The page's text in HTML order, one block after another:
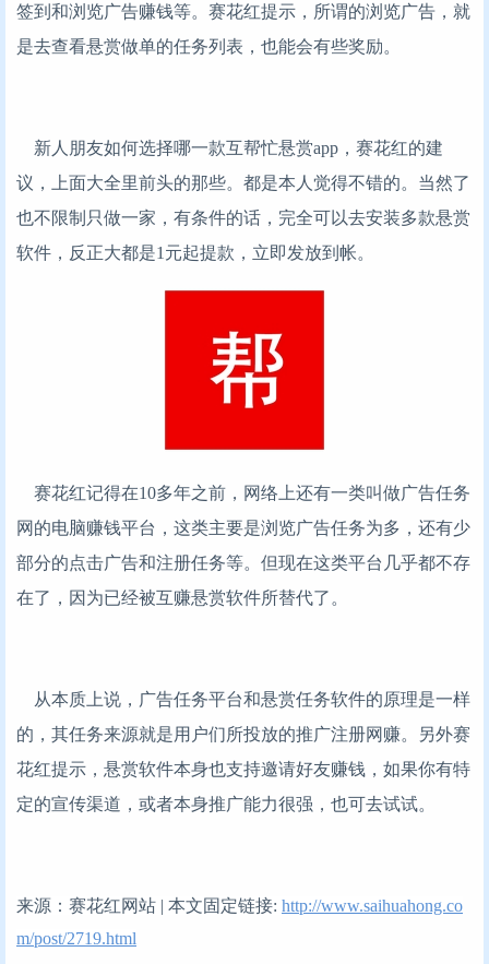
签到和浏览广告赚钱等。赛花红提示，所谓的浏览广告，就
是去查看悬赏做单的任务列表，也能会有些奖励。
新人朋友如何选择哪一款互帮忙悬赏app，赛花红的建
议，上面大全里前头的那些。都是本人觉得不错的。当然了
也不限制只做一家，有条件的话，完全可以去安装多款悬赏
软件，反正大都是1元起提款，立即发放到帐。
赛花红记得在10多年之前，网络上还有一类叫做广告任务
网的电脑赚钱平台，这类主要是浏览广告任务为多，还有少
部分的点击广告和注册任务等。但现在这类平台几乎都不存
在了，因为已经被互赚悬赏软件所替代了。
从本质上说，广告任务平台和悬赏任务软件的原理是一样
的，其任务来源就是用户们所投放的推广注册网赚。另外赛
花红提示，悬赏软件本身也支持邀请好友赚钱，如果你有特
定的宣传渠道，或者本身推广能力很强，也可去试试。
来源：赛花红网站 | 本文固定链接: http://www.saihuahong.co
m/post/2719.html